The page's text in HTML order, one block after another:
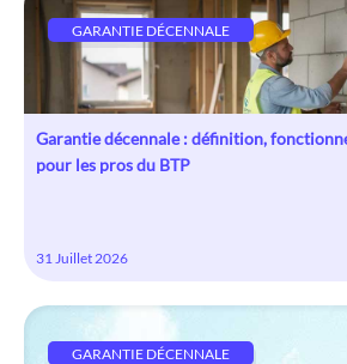
GARANTIE DÉCENNALE
Garantie décennale : définition,
pour les pros du BTP
31 Juillet 2026
GARANTIE DÉCENNALE